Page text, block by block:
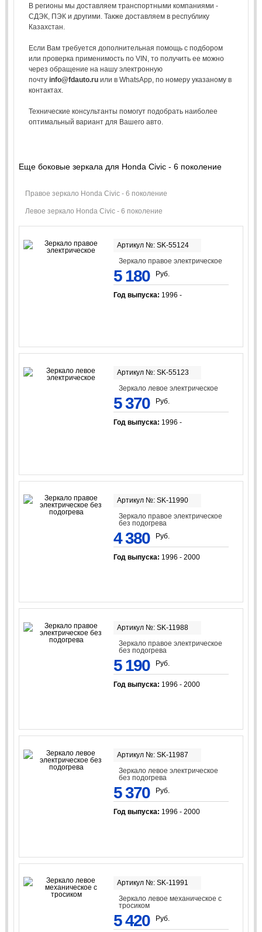
В регионы мы доставляем транспортными компаниями -
СДЭК, ПЭК и другими. Также доставляем в республику
Казахстан.
Если Вам требуется дополнительная помощь с подбором
или проверка применимость по VIN, то получить ее можно
через обращение на нашу электронную
почту info@fdauto.ruили в WhatsApp, по номеру указаному в
контактах.
Технические консультанты помогут подобрать наиболее
оптимальный вариант для Вашего авто.
Еще боковые зеркала для Honda Civic - 6 поколение
Правое зеркало Honda Civic - 6 поколение
Левое зеркало Honda Civic - 6 поколение
Артикул №: SK-55124
Зеркало правое электрическое
5 180 Руб.
Год выпуска: 1996 -
Артикул №: SK-55123
Зеркало левое электрическое
5 370 Руб.
Год выпуска: 1996 -
Артикул №: SK-11990
Зеркало правое электрическое
без подогрева
4 380 Руб.
Год выпуска: 1996 - 2000
Артикул №: SK-11988
Зеркало правое электрическое
без подогрева
5 190 Руб.
Год выпуска: 1996 - 2000
Артикул №: SK-11987
Зеркало левое электрическое
без подогрева
5 370 Руб.
Год выпуска: 1996 - 2000
Артикул №: SK-11991
Зеркало левое механическое с
тросиком
5 420 Руб.